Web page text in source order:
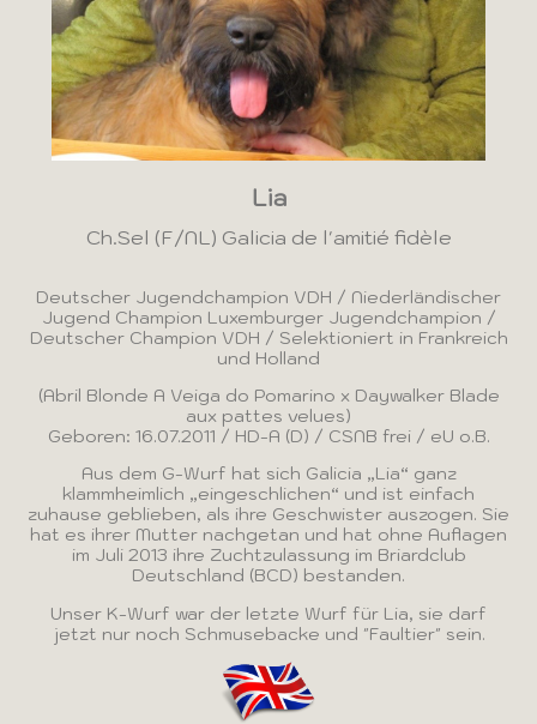
Lia
Ch.Sel (F/NL) Galicia de l'amitié fidèle
Deutscher Jugendchampion VDH / Niederländischer
Jugend Champion Luxemburger Jugendchampion /
Deutscher Champion VDH / Selektioniert in Frankreich
und Holland
(Abril Blonde A Veiga do Pomarino x Daywalker Blade
aux pattes velues)
Geboren: 16.07.2011 / HD-A (D) / CSNB frei / eU o.B.
Aus dem G-Wurf hat sich Galicia „Lia“ ganz
klammheimlich „eingeschlichen“ und ist einfach
zuhause geblieben, als ihre Geschwister auszogen. Sie
hat es ihrer Mutter nachgetan und hat ohne Auflagen
im Juli 2013 ihre Zuchtzulassung im Briardclub
Deutschland (BCD) bestanden.
Unser K-Wurf war der letzte Wurf für Lia, sie darf
jetzt nur noch Schmusebacke und "Faultier" sein.